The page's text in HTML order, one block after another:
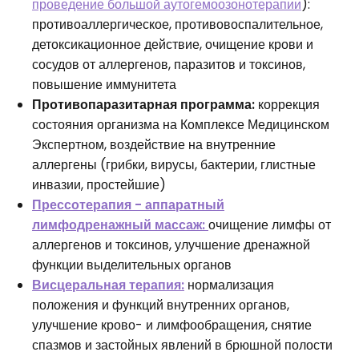
проведение большой аутогемоозонотерапии):
противоаллергическое, противовоспалительное,
детоксикационное действие, очищение крови и
сосудов от аллергенов, паразитов и токсинов,
повышение иммунитета
Противопаразитарная программа: коррекция
состояния организма на Комплексе Медицинском
Экспертном, воздействие на внутренние
аллергены (грибки, вирусы, бактерии, глистные
инвазии, простейшие)
Прессотерапия - аппаратный
лимфодренажный массаж:очищение лимфы от
аллергенов и токсинов, улучшение дренажной
функции выделительных органов
Висцеральная терапия: нормализация
положения и функций внутренних органов,
улучшение крово- и лимфообращения, снятие
спазмов и застойных явлений в брюшной полости